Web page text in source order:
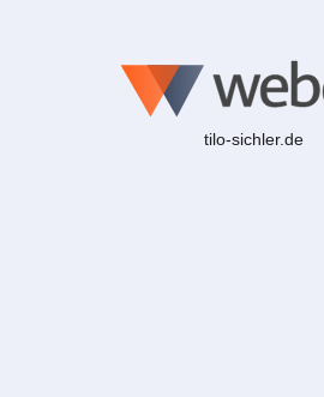
tilo-sichler.de